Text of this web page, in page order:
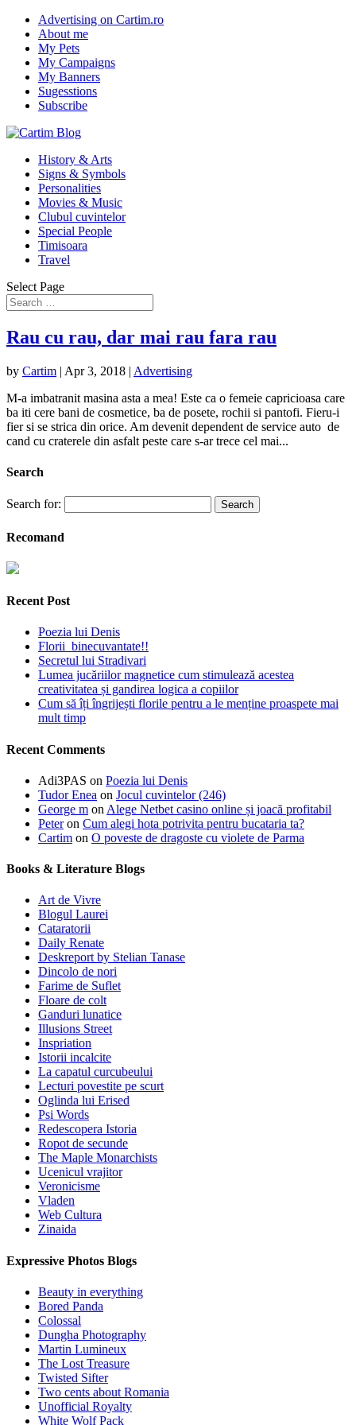
Advertising on Cartim.ro
About me
My Pets
My Campaigns
My Banners
Sugesstions
Subscribe
History & Arts
Signs & Symbols
Personalities
Movies & Music
Clubul cuvintelor
Special People
Timisoara
Travel
Select Page
Rau cu rau, dar mai rau fara rau
by Cartim | Apr 3, 2018 | Advertising
M-a imbatranit masina asta a mea! Este ca o femeie capricioasa care
ba iti cere bani de cosmetice, ba de posete, rochii si pantofi. Fieru-i
fier si se strica din orice. Am devenit dependent de service auto de
cand cu craterele din asfalt peste care s-ar trece cel mai...
Search
Search for:
Recomand
Recent Post
Poezia lui Denis
Florii binecuvantate!!
Secretul lui Stradivari
Lumea jucăriilor magnetice cum stimulează acestea
creativitatea și gandirea logica a copiilor
Cum să îți îngrijești florile pentru a le menține proaspete mai
mult timp
Recent Comments
Adi3PAS on Poezia lui Denis
Tudor Enea on Jocul cuvintelor (246)
George m on Alege Netbet casino online și joacă profitabil
Peteron Cum alegi hota potrivita pentru bucataria ta?
Cartim on O poveste de dragoste cu violete de Parma
Books & Literature Blogs
Art de Vivre
Blogul Laurei
Cataratorii
Daily Renate
Deskreport by Stelian Tanase
Dincolo de nori
Farime de Suflet
Floare de colt
Ganduri lunatice
Illusions Street
Inspriation
Istorii incalcite
La capatul curcubeului
Lecturi povestite pe scurt
Oglinda lui Erised
Psi Words
Redescopera Istoria
Ropot de secunde
The Maple Monarchists
Ucenicul vrajitor
Veronicisme
Vladen
Web Cultura
Zinaida
Expressive Photos Blogs
Beauty in everything
Bored Panda
Colossal
Dungha Photography
Martin Lumineux
The Lost Treasure
Twisted Sifter
Two cents about Romania
Unofficial Royalty
White Wolf Pack